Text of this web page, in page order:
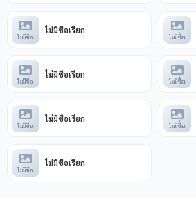
ไม่มีชื่อเ
ไม่มีชื่อเรียก
ไม่มีชื่อเ
ไม่มีชื่อเ
ไม่มีชื่อเรียก
ไม่มีชื่อเ
ไม่มีชื่อเ
ไม่มีชื่อเรียก
ไม่มีชื่อเ
ไม่มีชื่อเ
ไม่มีชื่อเรียก